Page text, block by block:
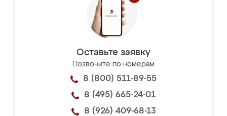
Оставьте заявку
Позвоните по номерам
8 (800) 511-89-55
8 (495) 665-24-01
8 (926) 409-68-13